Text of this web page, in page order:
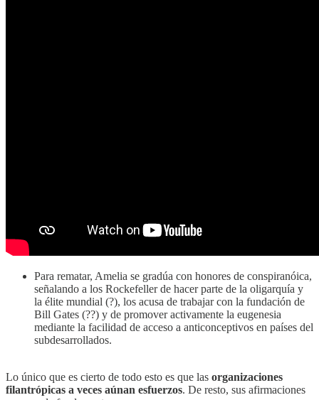
Para rematar, Amelia se gradúa con honores de conspiranóica,
señalando a los Rockefeller de hacer parte de la oligarquía y
la élite mundial (?), los acusa de trabajar con la fundación de
Bill Gates (??) y de promover activamente la eugenesia
mediante la facilidad de acceso a anticonceptivos en países del
subdesarrollados.
Lo único que es cierto de todo esto es que las organizaciones
filantrópicas a veces aúnan esfuerzos. De resto, sus afirmaciones